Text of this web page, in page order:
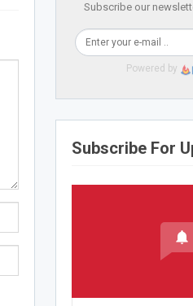
Subscribe our
Powered by
Subscribe For